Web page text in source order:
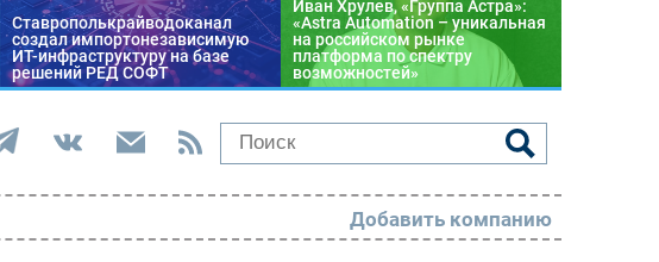
Ставрополькрайводоканал
создал импортонезависимую
ИТ-инфраструктуру на базе
решений РЕД СОФТ
Иван Хрулев, «Группа Астра»:
«Astra Automation – уникальная
на российском рынке
платформа по спектру
возможностей»
Добавить компанию